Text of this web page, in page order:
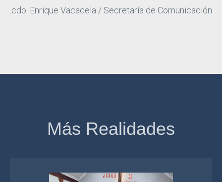
Lcdo. Enrique Vacacela / Secretaría de Comunicación
Más Realidades